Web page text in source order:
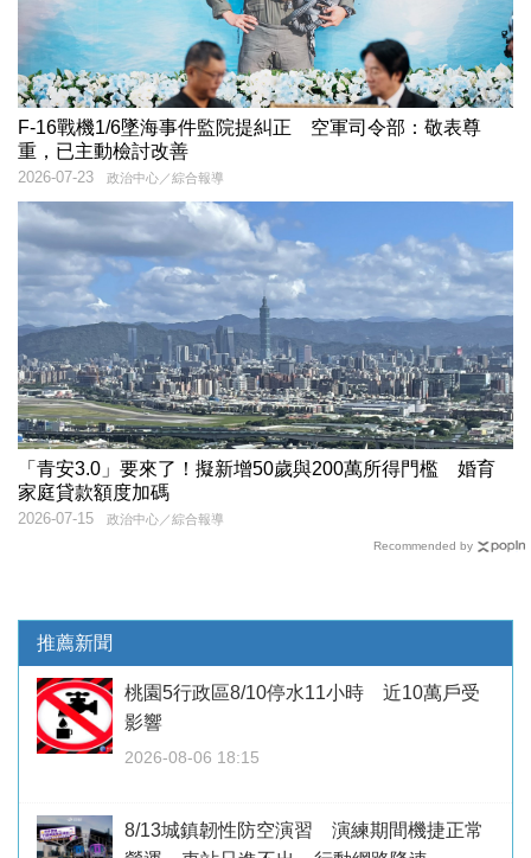
F-16戰機1/6墜海事件監院提糾正 空軍司令部：敬表尊
重，已主動檢討改善
政治中心／綜合報導
2026-07-23
「青安3.0」要來了！擬新增50歲與200萬所得門檻 婚育
家庭貸款額度加碼
政治中心／綜合報導
2026-07-15
Recommended by
推薦新聞
桃園5行政區8/10停水11小時 近10萬戶受
影響
2026-08-06 18:15
8/13城鎮韌性防空演習 演練期間機捷正常